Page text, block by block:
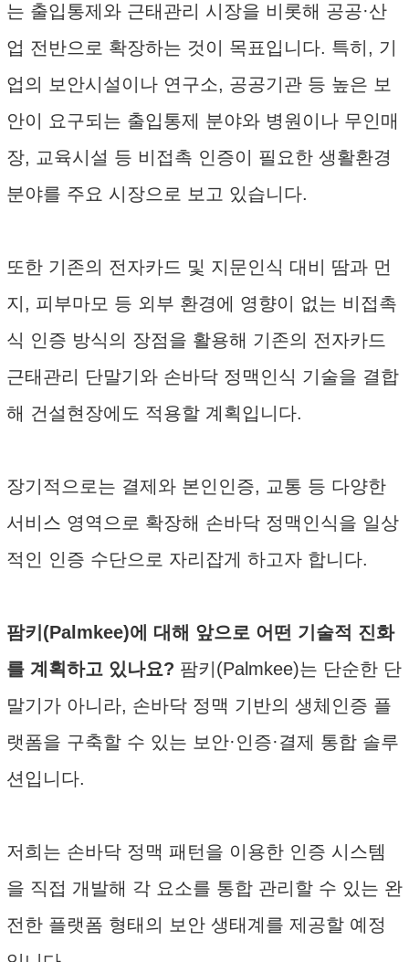
는 출입통제와 근태관리 시장을 비롯해 공공·산
업 전반으로 확장하는 것이 목표입니다. 특히, 기
업의 보안시설이나 연구소, 공공기관 등 높은 보
안이 요구되는 출입통제 분야와 병원이나 무인매
장, 교육시설 등 비접촉 인증이 필요한 생활환경
분야를 주요 시장으로 보고 있습니다.
또한 기존의 전자카드 및 지문인식 대비 땀과 먼
지, 피부마모 등 외부 환경에 영향이 없는 비접촉
식 인증 방식의 장점을 활용해 기존의 전자카드
근태관리 단말기와 손바닥 정맥인식 기술을 결합
해 건설현장에도 적용할 계획입니다.
장기적으로는 결제와 본인인증, 교통 등 다양한
서비스 영역으로 확장해 손바닥 정맥인식을 일상
적인 인증 수단으로 자리잡게 하고자 합니다.
팜키(Palmkee)에 대해 앞으로 어떤 기술적 진화
를 계획하고 있나요? 팜키(Palmkee)는 단순한 단
말기가 아니라, 손바닥 정맥 기반의 생체인증 플
랫폼을 구축할 수 있는 보안·인증·결제 통합 솔루
션입니다.
저희는 손바닥 정맥 패턴을 이용한 인증 시스템
을 직접 개발해 각 요소를 통합 관리할 수 있는 완
전한 플랫폼 형태의 보안 생태계를 제공할 예정